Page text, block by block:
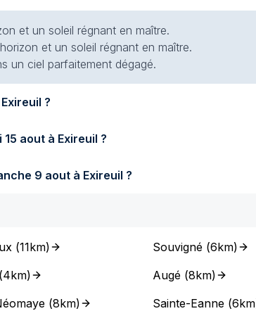
et un soleil régnant en maître.
et un soleil régnant en maître.
un ciel parfaitement dégagé.
samedi 8 aout à Exireuil ?
samedi prochain samedi 15 aout à Exireuil ?
Quel temps fera-t-il dimanche prochain dimanche 9 aout à Exireuil ?
(11km)
(4km)
(8km)
Souvigné(6km)
Augé(8km)
Sainte-Eanne(6km